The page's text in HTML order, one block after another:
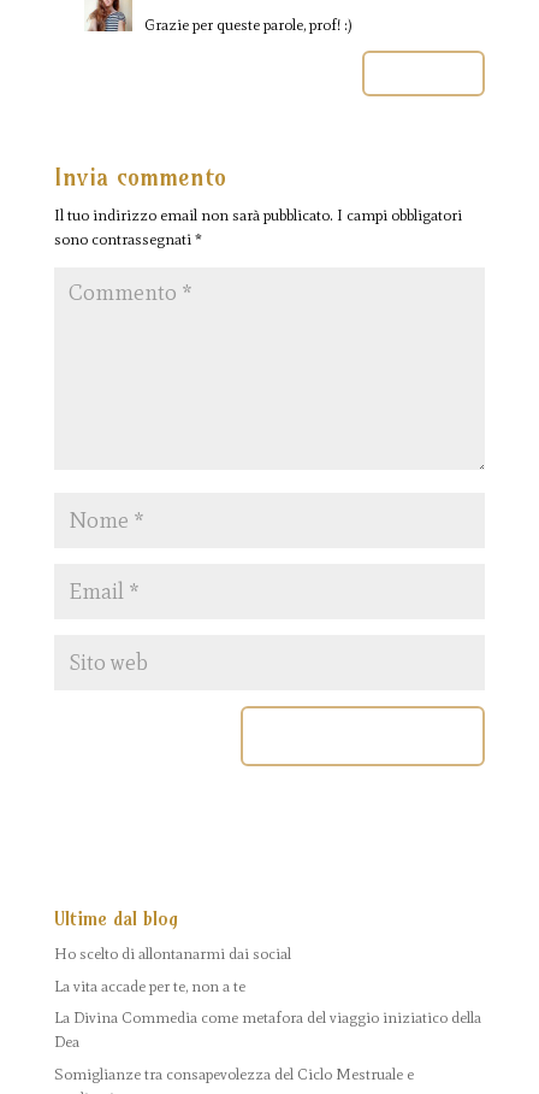
Grazie per queste parole, prof! :)
Invia commento
Il tuo indirizzo email non sarà pubblicato. I campi obbligatori
sono contrassegnati *
Ultime dal blog
Ho scelto di allontanarmi dai social
La vita accade per te, non a te
La Divina Commedia come metafora del viaggio iniziatico della
Dea
Somiglianze tra consapevolezza del Ciclo Mestruale e